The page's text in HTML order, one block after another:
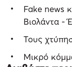
Fake news
Βιολάντα -
Τους
Μικρό